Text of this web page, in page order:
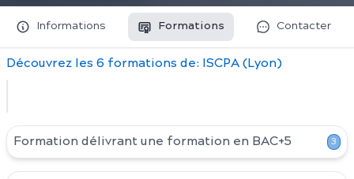
Informations Formations Contacter
Découvrez les 6 formations de: ISCPA (Lyon)
Formation délivrant une formation en BAC+5 3